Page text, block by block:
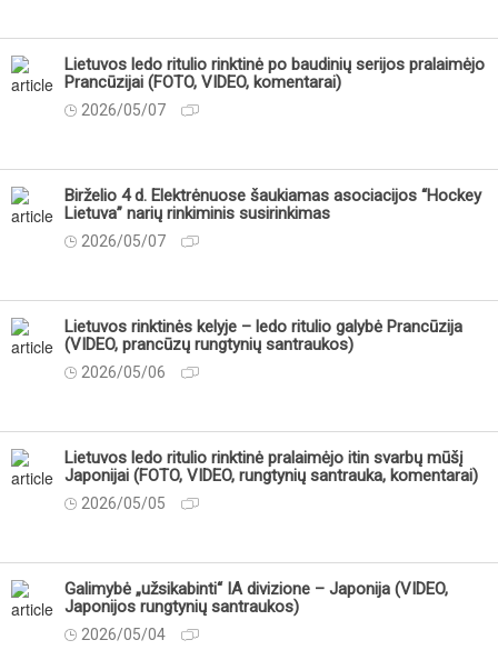
Lietuvos ledo ritulio rinktinė po baudinių serijos pralaimėjo
Prancūzijai (FOTO, VIDEO, komentarai)
2026/05/07
Birželio 4 d. Elektrėnuose šaukiamas asociacijos “Hockey
Lietuva” narių rinkiminis susirinkimas
2026/05/07
Lietuvos rinktinės kelyje – ledo ritulio galybė Prancūzija
(VIDEO, prancūzų rungtynių santraukos)
2026/05/06
Lietuvos ledo ritulio rinktinė pralaimėjo itin svarbų mūšį
Japonijai (FOTO, VIDEO, rungtynių santrauka, komentarai)
2026/05/05
Galimybė „užsikabinti“ IA divizione – Japonija (VIDEO,
Japonijos rungtynių santraukos)
2026/05/04